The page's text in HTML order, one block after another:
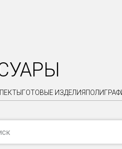
ГОТОВЫЕ ИЗДЕЛИЯ